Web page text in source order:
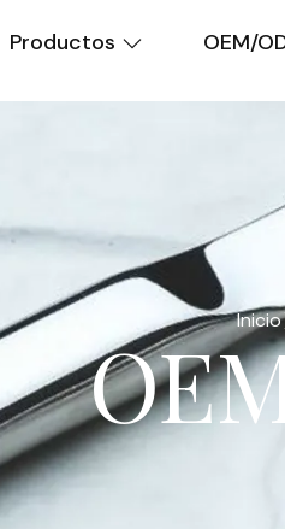
Productos OEM/
Inicio